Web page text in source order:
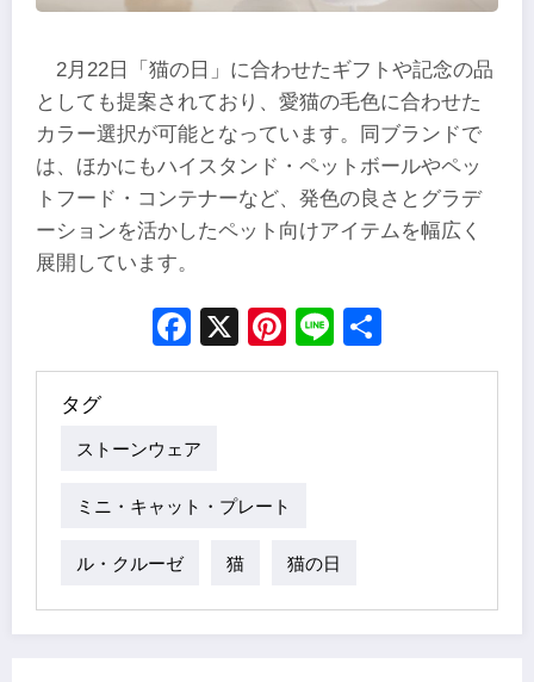
2月22日「猫の日」に合わせたギフトや記念の品
としても提案されており、愛猫の毛色に合わせた
カラー選択が可能となっています。同ブランドで
は、ほかにもハイスタンド・ペットボールやペッ
トフード・コンテナーなど、発色の良さとグラデ
ーションを活かしたペット向けアイテムを幅広く
展開しています。
Facebook
X Pinterest
Line
タグ
ストーンウェア
ミニ・キャット・プレート
ル・クルーゼ 猫 猫の日